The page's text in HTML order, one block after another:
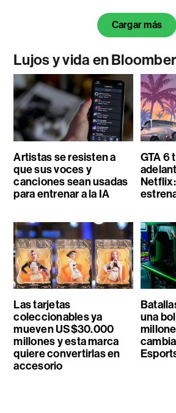
Cargar más
Lujos y vida en
Artistas se resisten a
que sus voces y
canciones sean usadas
para entrenar a la IA
GTA 6
Las tarjetas
coleccionables ya
mueven US$30.000
millones y esta marca
quiere convertirlas en
accesorio
una